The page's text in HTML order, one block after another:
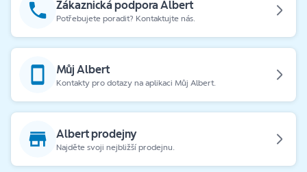
Zákaznická podpora Albert
Potřebujete poradit? Kontaktujte nás.
Můj Albert
Kontakty pro dotazy na aplikaci Můj Albert.
Albert prodejny
Najděte svoji nejbližší prodejnu.